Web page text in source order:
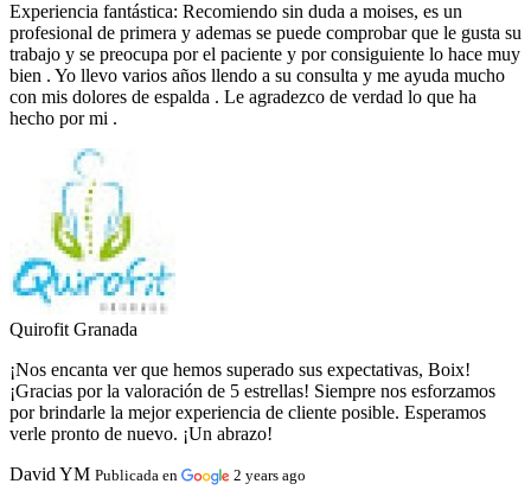
Experiencia fantástica: Recomiendo sin duda a moises, es un
profesional de primera y ademas se puede comprobar que le gusta su
trabajo y se preocupa por el paciente y por consiguiente lo hace muy
bien . Yo llevo varios años llendo a su consulta y me ayuda mucho
con mis dolores de espalda . Le agradezco de verdad lo que ha
hecho por mi .
Quirofit Granada
¡Nos encanta ver que hemos superado sus expectativas, Boix!
¡Gracias por la valoración de 5 estrellas! Siempre nos esforzamos
por brindarle la mejor experiencia de cliente posible. Esperamos
verle pronto de nuevo. ¡Un abrazo!
David YM Publicada en 2 years ago